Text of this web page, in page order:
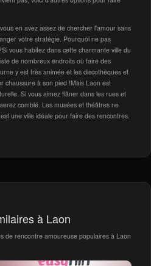
en avez assez de chercher l'amour sans
votre stratégie. Pourquoi ne pas
vous habitez dans cette charmante ville du
de nombreux endroits où faire des
y est très animée et les discothèques et
chaussure à son pied !Mais Laon est
Si vous aimez flâner dans les rues et
comblé. Les musées et théâtres ne
une ville idéale pour faire des rencontres.
à Laon
de rencontre amoureuse populaires à Laon